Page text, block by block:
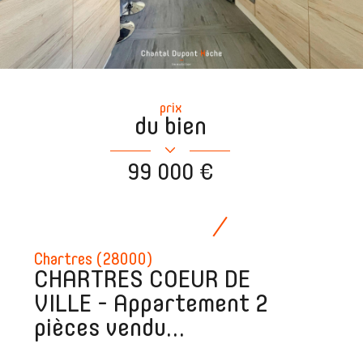
Chartres (28000)
CHARTRES COEUR DE
VILLE - Appartement 2
pièces vendu...
prix
du bien
99 000 €